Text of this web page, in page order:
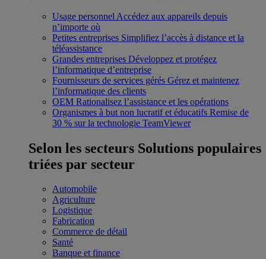
Usage personnel Accédez aux appareils depuis
n’importe où
Petites entreprises Simplifiez l’accès à distance et la
téléassistance
Grandes entreprises Développez et protégez
l’informatique d’entreprise
Fournisseurs de services gérés Gérez et maintenez
l’informatique des clients
OEM Rationalisez l’assistance et les opérations
Organismes à but non lucratif et éducatifs Remise de
30 % sur la technologie TeamViewer
Selon les secteurs Solutions populaires
triées par secteur
Automobile
Agriculture
Logistique
Fabrication
Commerce de détail
Santé
Banque et finance